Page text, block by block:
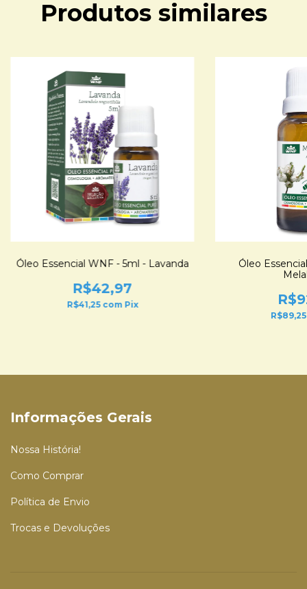
Produtos similares
Óleo Essencial WNF - 5ml - Lavanda
R$42,97
R$41,25 com Pix
Óleo
Informações Gerais
Nossa História!
Como Comprar
Política de Envio
Trocas e Devoluções